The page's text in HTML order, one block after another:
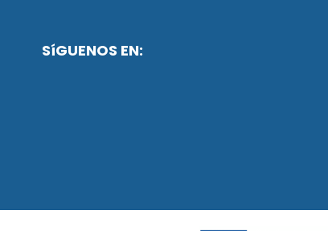
SíGUENOS EN: